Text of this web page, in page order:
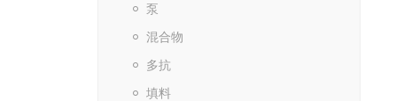
泵
混合物
多抗
填料